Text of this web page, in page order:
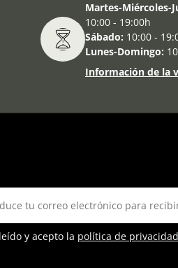
Martes-Miércoles-
10:00 - 19:00h
Sábado: 10:00 -
Lunes-Domingo:
Información de la
y acepto la política de privacidad